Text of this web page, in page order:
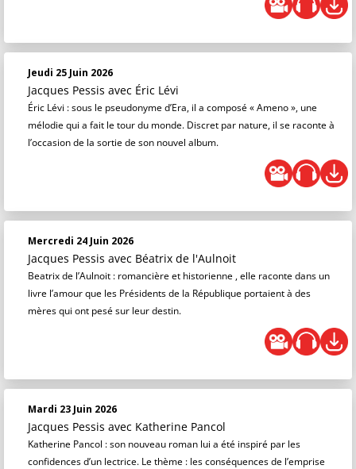
Jeudi 25 Juin 2026
Jacques Pessis avec Éric Lévi
Éric Lévi : sous le pseudonyme d’Era, il a composé « Ameno », une
mélodie qui a fait le tour du monde. Discret par nature, il se raconte à
l’occasion de la sortie de son nouvel album.
Mercredi 24 Juin 2026
Jacques Pessis avec Béatrix de l'Aulnoit
Beatrix de l’Aulnoit : romancière et historienne , elle raconte dans un
livre l’amour que les Présidents de la République portaient à des
mères qui ont pesé sur leur destin.
Mardi 23 Juin 2026
Jacques Pessis avec Katherine Pancol
Katherine Pancol : son nouveau roman lui a été inspiré par les
confidences d’un lectrice. Le thème : les conséquences de l’emprise